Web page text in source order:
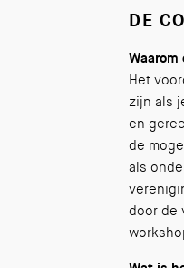
DE
Het
zijn als
en
de
als
door de